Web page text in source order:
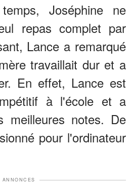
Joséphine ne
repas complet par
Lance a remarqué
travaillait dur et a
En effet, Lance est
à l'école et a
meilleures notes. De
pour l'ordinateur
ANNONCES